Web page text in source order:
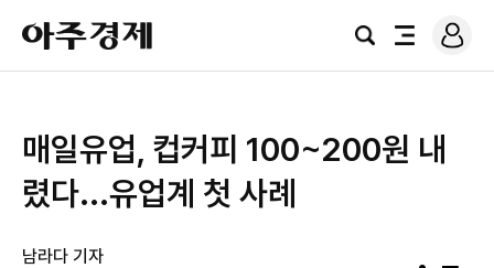
아
주
경
검
전
로
그
​매일유업, 컵커피 100~200원 내
렸다...유업계 첫 사례
남라다 기자